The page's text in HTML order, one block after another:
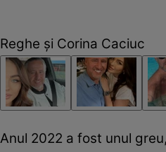
Reghe și Corina Caciuc
Anul 2022 a fost unul